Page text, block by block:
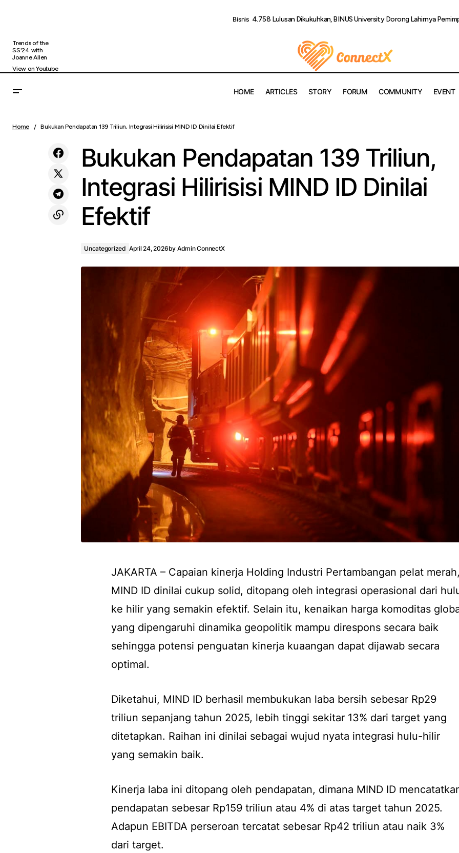
Bisnis 4.758 Lulusan Dikukuhkan, BINUS University Dorong Lahirnya
Trends of the
SS'24 with
Joanne Allen
View on Youtube
HOME ARTICLES STORY FORUM COMMUNITY EVENT
Indonesia Berpotensi Menjadi Pusat
Uncategorized
Home Bukukan Pendapatan 139 Triliun, Integrasi Hilirisisi MIND ID Dinilai Efektif
Bukukan Pendapatan 139 Triliun,
Integrasi Hilirisisi MIND ID Dinilai
Efektif
Uncategorized April 24, 2026by Admin ConnectX
JAKARTA – Capaian kinerja Holding Industri Pertambangan pelat merah,
MIND ID dinilai cukup solid, ditopang oleh integrasi operasional dari
ke hilir yang semakin efektif. Selain itu, kenaikan harga komoditas
yang dipengaruhi dinamika geopolitik mampu direspons secara baik
sehingga potensi penguatan kinerja kuaangan dapat dijawab secara
optimal.
Diketahui, MIND ID berhasil membukukan laba bersih sebesar Rp29
triliun sepanjang tahun 2025, lebih tinggi sekitar 13% dari target yang
ditetapkan. Raihan ini dinilai sebagai wujud nyata integrasi hulu-hilir
yang semakin baik.
Kinerja laba ini ditopang oleh pendapatan, dimana MIND ID
pendapatan sebesar Rp159 triliun atau 4% di atas target tahun 2025.
Adapun EBITDA perseroan tercatat sebesar Rp42 triliun atau naik 3%
dari target.